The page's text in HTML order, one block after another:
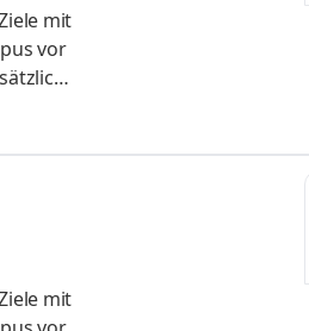
mit
vor
mit